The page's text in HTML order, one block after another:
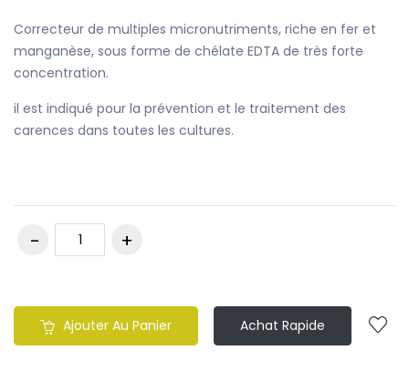
Correcteur de multiples micronutriments, riche en fer et
manganèse, sous forme de chélate EDTA de très forte
concentration.
il est indiqué pour la prévention et le traitement des
carences dans toutes les cultures.
Ajouter Au Panier Achat Rapide